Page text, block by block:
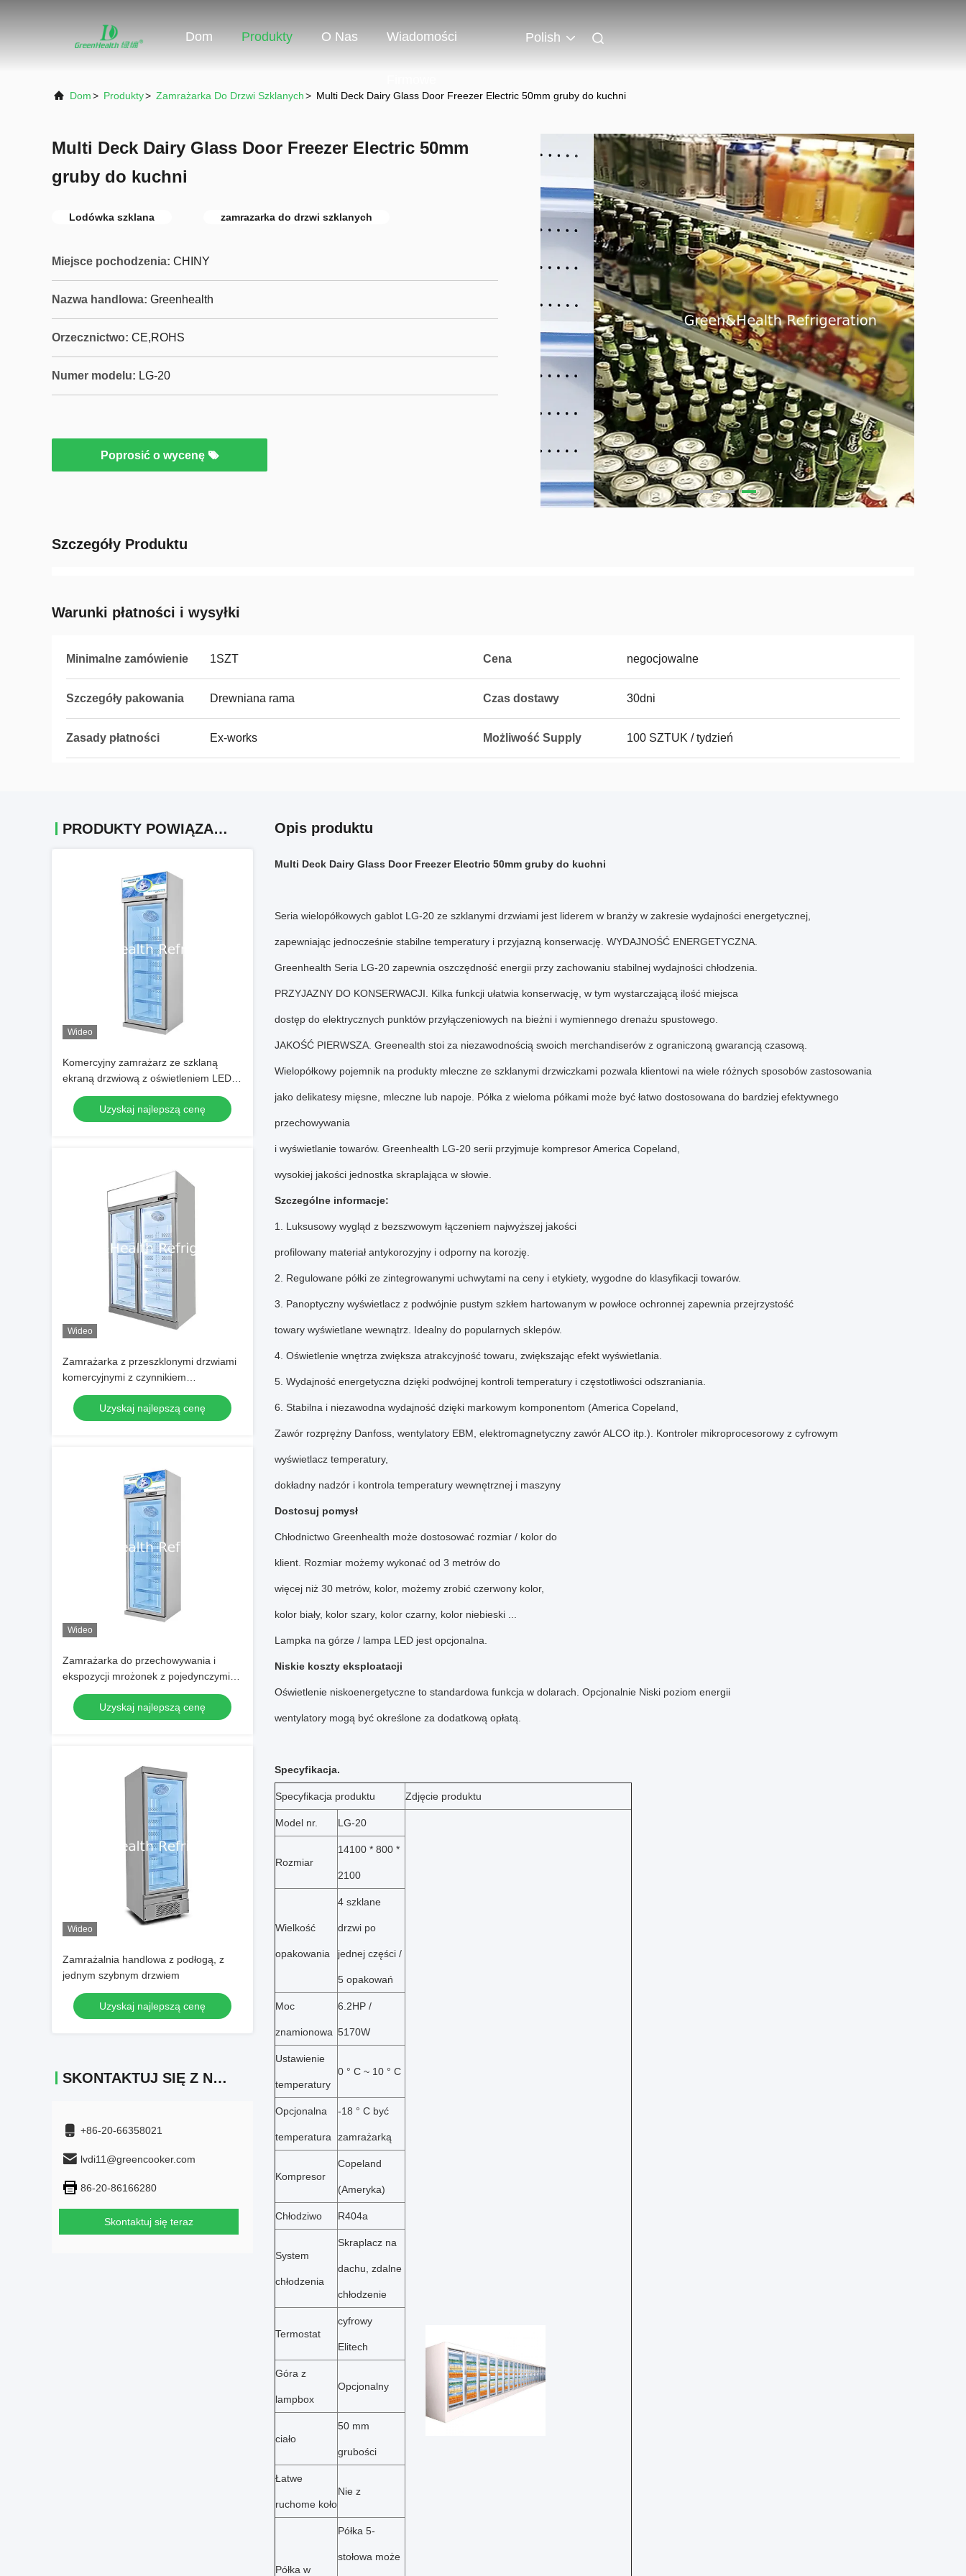
Dom Produkty O Nas Wiadomości Polish
Dom> Produkty> Zamrażarka Do Drzwi Szklanych> Multi Deck Dairy Glass Door Freezer Electric 50mm gruby do kuchni
Multi Deck Dairy Glass Door Freezer Electric 50mm
gruby do kuchni
Lodówka szklana zamrazarka do drzwi szklanych
Miejsce pochodzenia: CHINY
Nazwa handlowa: Greenhealth
Orzecznictwo: CE,ROHS
Numer modelu: LG-20
Poprosić o wycenę
Szczegóły Produktu
Warunki płatności i wysyłki
Minimalne zamówienie 1SZT Cena negocjowalne
Szczegóły pakowania Drewniana rama Czas dostawy 30dni
Zasady płatności Ex-works Możliwość Supply 100 SZTUK / tydzień
PRODUKTY POWIĄZANE
Wideo
Komercyjny zamrażarz ze szklaną
ekraną drzwiową z oświetleniem LED
R290 i automatycznym sprężynowym
tylnym drzwiemUzyskaj najlepszą cenę
Wideo
Zamrażarka z przeszklonymi drzwiami
komercyjnymi z czynnikiem
chłodniczym R290, drzwiami
niskoemisyjnymi i oświetleniem LED do
przechowywania mrożonek
Uzyskaj najlepszą cenę
Wideo
Zamrażarka do przechowywania i
ekspozycji mrożonek z pojedynczymi
przeszklonymi drzwiami, montowana
na górzeUzyskaj najlepszą cenę
Wideo
Zamrażalnia handlowa z podłogą, z
jednym szybnym drzwiem
Uzyskaj najlepszą cenę
SKONTAKTUJ SIĘ Z NAMI
+86-20-66358021
lvdi11@greencooker.com
86-20-86166280
Skontaktuj się teraz
Opis produktu
Multi Deck Dairy Glass Door Freezer Electric 50mm gruby do kuchni
Seria wielopółkowych gablot LG-20 ze szklanymi drzwiami jest liderem w branży w zakresie wydajności energetycznej,
zapewniając jednocześnie stabilne temperatury i przyjazną konserwację. WYDAJNOŚĆ ENERGETYCZNA.
Greenhealth Seria LG-20 zapewnia oszczędność energii przy zachowaniu stabilnej wydajności chłodzenia.
PRZYJAZNY DO KONSERWACJI. Kilka funkcji ułatwia konserwację, w tym wystarczającą ilość miejsca
dostęp do elektrycznych punktów przyłączeniowych na bieżni i wymiennego drenażu spustowego.
JAKOŚĆ PIERWSZA. Greenealth stoi za niezawodnością swoich merchandiserów z ograniczoną gwarancją czasową.
Wielopółkowy pojemnik na produkty mleczne ze szklanymi drzwiczkami pozwala klientowi na wiele różnych sposobów zastosowania
jako delikatesy mięsne, mleczne lub napoje. Półka z wieloma półkami może być łatwo dostosowana do bardziej efektywnego
przechowywania
i wyświetlanie towarów. Greenhealth LG-20 serii przyjmuje kompresor America Copeland,
wysokiej jakości jednostka skraplająca w słowie.
Szczególne informacje:
1. Luksusowy wygląd z bezszwowym łączeniem najwyższej jakości
profilowany materiał antykorozyjny i odporny na korozję.
2. Regulowane półki ze zintegrowanymi uchwytami na ceny i etykiety, wygodne do klasyfikacji towarów.
3. Panoptyczny wyświetlacz z podwójnie pustym szkłem hartowanym w powłoce ochronnej zapewnia przejrzystość
towary wyświetlane wewnątrz. Idealny do popularnych sklepów.
4. Oświetlenie wnętrza zwiększa atrakcyjność towaru, zwiększając efekt wyświetlania.
5. Wydajność energetyczna dzięki podwójnej kontroli temperatury i częstotliwości odszraniania.
6. Stabilna i niezawodna wydajność dzięki markowym komponentom (America Copeland,
Zawór rozprężny Danfoss, wentylatory EBM, elektromagnetyczny zawór ALCO itp.). Kontroler mikroprocesorowy z cyfrowym
wyświetlacz temperatury,
dokładny nadzór i kontrola temperatury wewnętrznej i maszyny
Dostosuj pomysł
Chłodnictwo Greenhealth może dostosować rozmiar / kolor do
klient. Rozmiar możemy wykonać od 3 metrów do
więcej niż 30 metrów, kolor, możemy zrobić czerwony kolor,
kolor biały, kolor szary, kolor czarny, kolor niebieski ...
Lampka na górze / lampa LED jest opcjonalna.
Niskie koszty eksploatacji
Oświetlenie niskoenergetyczne to standardowa funkcja w dolarach. Opcjonalnie Niski poziom energii
wentylatory mogą być określone za dodatkową opłatą.
Specyfikacja.
Specyfikacja produktu Zdjęcie produktu
Model nr. LG-20
Rozmiar
14100 * 800 *
2100
Wielkość
opakowania
4 szklane
drzwi po
jednej części /
5 opakowań
Moc
znamionowa
6.2HP /
5170W
Ustawienie
temperatury
0 ° C ~ 10 ° C
Opcjonalna
temperatura
-18 ° C być
zamrażarką
Kompresor
Copeland
(Ameryka)
Chłodziwo R404a
System
chłodzenia
Skraplacz na
dachu, zdalne
chłodzenie
Termostat
cyfrowy
Elitech
Góra z
lampbox
Opcjonalny
ciało
50 mm
grubości
Łatwe
ruchome koło
Nie z
Półka w
Półka 5-
stołowa może